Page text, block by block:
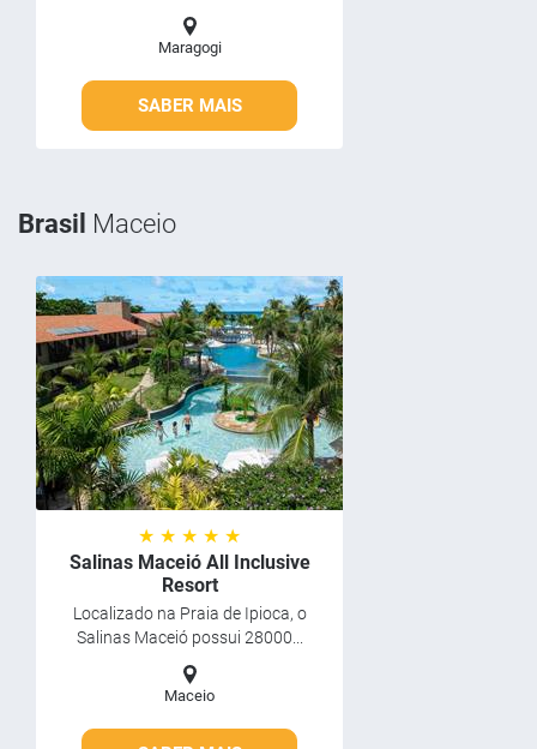
Maragogi
SABER MAIS
Brasil Maceio
★ ★ ★ ★ ★
Salinas Maceió All Inclusive
Resort
Localizado na Praia de Ipioca, o
Salinas Maceió possui 28000...
Maceio